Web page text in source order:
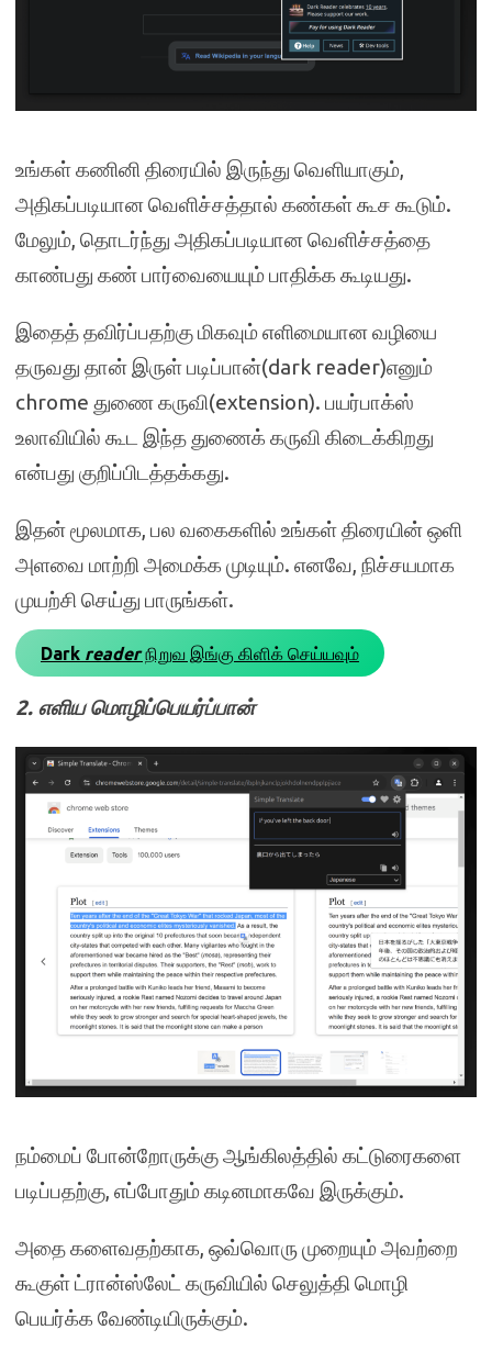
உங்கள் கணினி திரையில் இருந்து வெளியாகும்,
அதிகப்படியான வெளிச்சத்தால் கண்கள் கூச கூடும்.
மேலும், தொடர்ந்து அதிகப்படியான வெளிச்சத்தை
காண்பது கண் பார்வையையும் பாதிக்க கூடியது.
இதைத் தவிர்ப்பதற்கு மிகவும் எளிமையான வழியை
தருவது தான் இருள் படிப்பான்(dark reader)எனும்
chrome துணை கருவி(extension). பயர்பாக்ஸ்
உலாவியில் கூட இந்த துணைக் கருவி கிடைக்கிறது
என்பது குறிப்பிடத்தக்கது.
இதன் மூலமாக, பல வகைகளில் உங்கள் திரையின் ஒளி
அளவை மாற்றி அமைக்க முடியும். எனவே, நிச்சயமாக
முயற்சி செய்து பாருங்கள்.
Dark readerநிறுவ இங்கு கிளிக் செய்யவும்
2. எளிய மொழிப்பெயர்ப்பான்
நம்மைப் போன்றோருக்கு ஆங்கிலத்தில் கட்டுரைகளை
படிப்பதற்கு, எப்போதும் கடினமாகவே இருக்கும்.
அதை களைவதற்காக, ஒவ்வொரு முறையும் அவற்றை
கூகுள் ட்ரான்ஸ்லேட் கருவியில் செலுத்தி மொழி
பெயர்க்க வேண்டியிருக்கும்.